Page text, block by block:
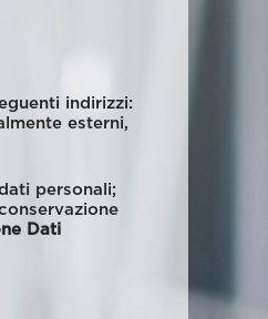
indirizzi:
esterni,
personali;
Dati